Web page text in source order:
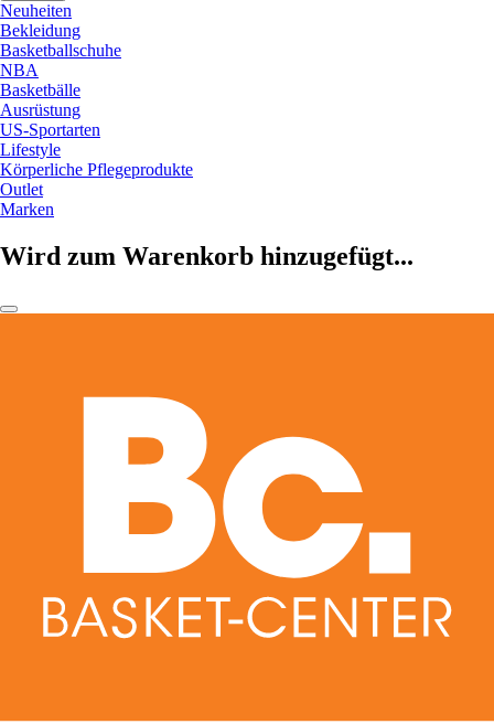
Neuheiten
Bekleidung
Basketballschuhe
NBA
Basketbälle
Ausrüstung
US-Sportarten
Lifestyle
Körperliche Pflegeprodukte
Outlet
Marken
Wird zum Warenkorb hinzugefügt...